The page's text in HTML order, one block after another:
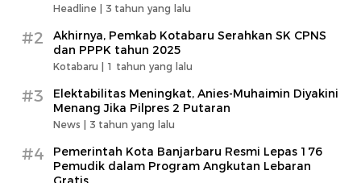
Headline | 3 tahun yang lalu
#2
Akhirnya, Pemkab Kotabaru Serahkan SK CPNS
dan PPPK tahun 2025
Kotabaru | 1 tahun yang lalu
#3
Elektabilitas Meningkat, Anies-Muhaimin Diyakini
Menang Jika Pilpres 2 Putaran
News | 3 tahun yang lalu
#4
Pemerintah Kota Banjarbaru Resmi Lepas 176
Pemudik dalam Program Angkutan Lebaran